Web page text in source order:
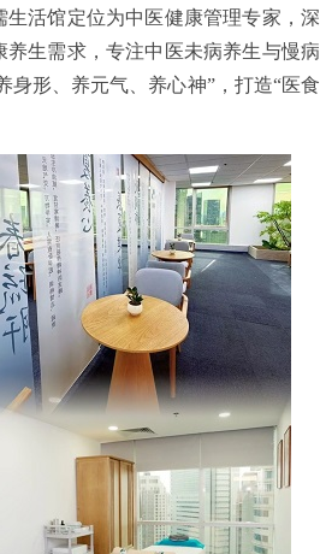
活馆定位为中医健康管理专家，深
生需求，专注中医未病养生与慢病
身形、养元气、养心神”，打造“医食